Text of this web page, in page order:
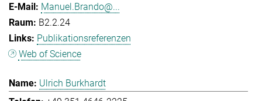
Manuel.Brando@...
B2.2.24
Publikationsreferenzen
Web of Science
Ulrich Burkhardt